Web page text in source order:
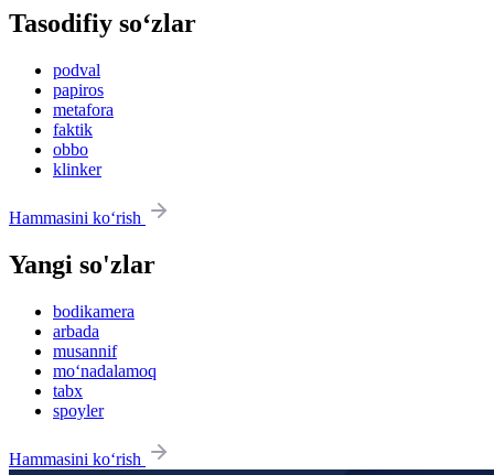
Tasodifiy so‘zlar
podval
papiros
metafora
faktik
obbo
klinker
Hammasini ko‘rish
Yangi so'zlar
bodikamera
arbada
musannif
mo‘nadalamoq
tabx
spoyler
Hammasini ko‘rish